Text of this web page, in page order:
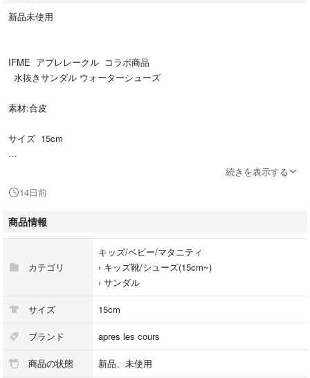
新品未使用
IFME アプレレークル コラボ商品
水抜きサンダル ウォーターシューズ
素材:合皮
サイズ 15cm
履き口はマジックテープ式で、大きく開くので履きやすいです。
つま先が覆われたデザインなので、
#イフミ #水陸両用 #サンダル #ウォーターシューズ
続きを表示する
14日前
商品情報
カテゴリ
キッズ/ベビー/マタニティ
› キッズ靴/シューズ(15cm~)
› サンダル
サイズ 15cm
ブランド apres les cours
商品の状態 新品、未使用